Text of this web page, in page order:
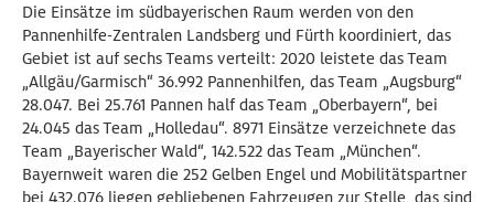
Die Einsätze im südbayerischen Raum werden von den
Pannenhilfe-Zentralen Landsberg und Fürth koordiniert, das
Gebiet ist auf sechs Teams verteilt: 2020 leistete das Team
„Allgäu/Garmisch“ 36.992 Pannenhilfen, das Team „Augsburg“
28.047. Bei 25.761 Pannen half das Team „Oberbayern“, bei
24.045 das Team „Holledau“. 8971 Einsätze verzeichnete das
Team „Bayerischer Wald“, 142.522 das Team „München“.
Bayernweit waren die 252 Gelben Engel und Mobilitätspartner